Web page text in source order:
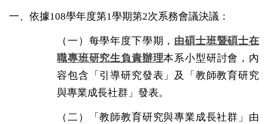
一、依據108學年度第1學期第2次系務會議決議：
（一）每學年度下學期， 由碩士班暨碩士在
職專班研究生負責辦理本系小型研討會，內
容包含「引導研究發表」及「教師教育研究
與專業成長社群」發表。
（二）「教師教育研究與專業成長社群」由